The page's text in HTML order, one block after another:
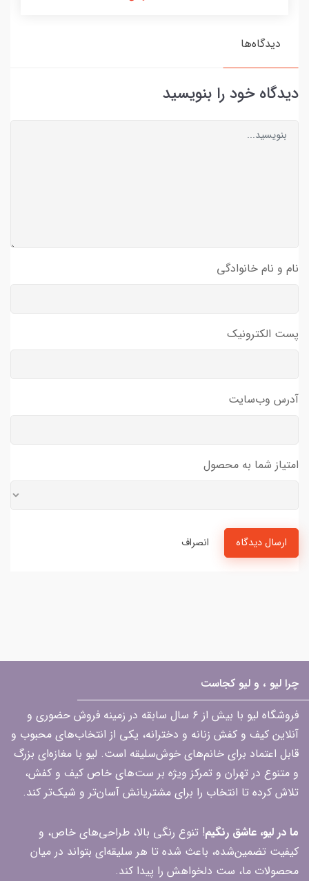
دیدگاه‌ها
دیدگاه خود را بنویسید
نام و نام خانوادگی
پست الکترونیک
آدرس وب‌سایت
امتیاز شما به محصول
ارسال دیدگاه انصراف
چرا لیو ، و لیو کجاست
فروشگاه لیو با بیش از ۶ سال سابقه در زمینه فروش حضوری و
آنلاین کیف و کفش زنانه و دخترانه، یکی از انتخاب‌های محبوب و
قابل اعتماد برای خانم‌های خوش‌سلیقه است. لیو با مغازه‌ای بزرگ
و متنوع در تهران و تمرکز ویژه بر ست‌های خاص کیف و کفش،
تلاش کرده تا انتخاب را برای مشتریانش آسان‌تر و شیک‌تر کند.
ما در لیو، عاشق رنگیم! تنوع رنگی بالا، طراحی‌های خاص، و
کیفیت تضمین‌شده، باعث شده تا هر سلیقه‌ای بتواند در میان
محصولات ما، ست دلخواهش را پیدا کند.